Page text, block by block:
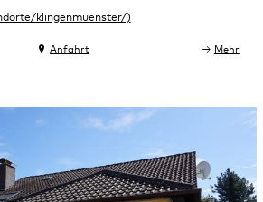
Anfahrt Mehr